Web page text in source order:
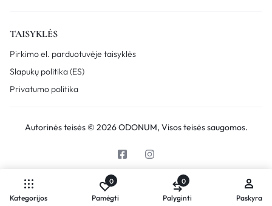
TAISYKLĖS
Pirkimo el. parduotuvėje taisyklės
Slapukų politika (ES)
Privatumo politika
Autorinės teisės © 2026 ODONUM, Visos teisės saugomos.
Kategorijos
0
Pamėgti
0
Palyginti Paskyra
Palyginkite produktus